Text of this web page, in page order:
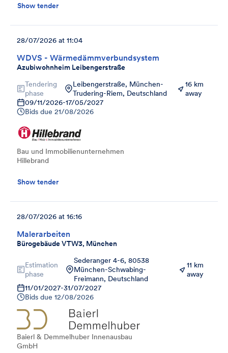
Show tender
WDVS - Wärmedämmverbundsystem
Azubiwohnheim Leibengerstraße
28/07/2026 at 11:04
Tendering
phase
Leibengerstraße, München-
Trudering-Riem, Deutschland
16 km
away
09/11/2026-17/05/2027
Bids due 21/08/2026
Bau und Immobilienunternehmen
Hillebrand
Show tender
Malerarbeiten
Bürogebäude VTW3, München
28/07/2026 at 16:16
Estimation
phase
Sederanger 4-6, 80538
München-Schwabing-
Freimann, Deutschland
11 km
away
11/01/2027-31/07/2027
Bids due 12/08/2026
Baierl & Demmelhuber Innenausbau
GmbH